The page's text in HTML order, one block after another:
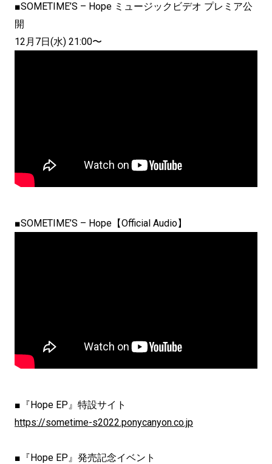
■SOMETIME’S – Hope ミュージックビデオ プレミア公
開
12月7日(水) 21:00〜
■SOMETIME’S – Hope【Official Audio】
■『Hope EP』特設サイト
https://sometime-s2022.ponycanyon.co.jp
■『Hope EP』発売記念イベント